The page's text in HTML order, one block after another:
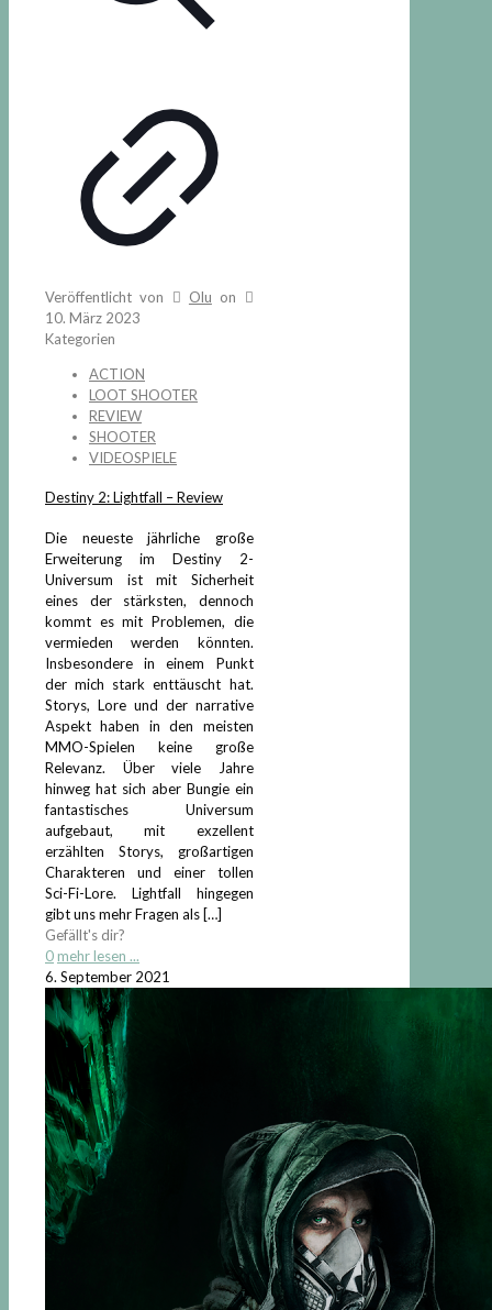
Veröffentlicht von Olu on
10. März 2023
Kategorien
ACTION
LOOT SHOOTER
REVIEW
SHOOTER
VIDEOSPIELE
Destiny 2: Lightfall – Review
Die neueste jährliche große
Erweiterung im Destiny 2-
Universum ist mit Sicherheit
eines der stärksten, dennoch
kommt es mit Problemen, die
vermieden werden könnten.
Insbesondere in einem Punkt
der mich stark enttäuscht hat.
Storys, Lore und der narrative
Aspekt haben in den meisten
MMO-Spielen keine große
Relevanz. Über viele Jahre
hinweg hat sich aber Bungie ein
fantastisches Universum
aufgebaut, mit exzellent
erzählten Storys, großartigen
Charakteren und einer tollen
Sci-Fi-Lore. Lightfall hingegen
gibt uns mehr Fragen als[…]
Gefällt's dir?
0 mehr lesen ...
6. September 2021